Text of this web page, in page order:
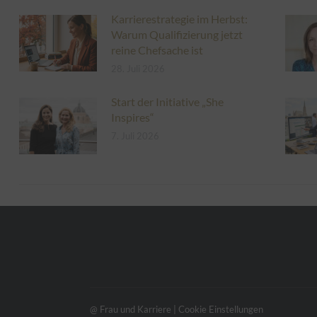
Karrierestrategie im Herbst:
Warum Qualifizierung jetzt
reine Chefsache ist
Start der Initiative „She
Inspires“
@ Frau und Karriere | Cookie Einstellungen